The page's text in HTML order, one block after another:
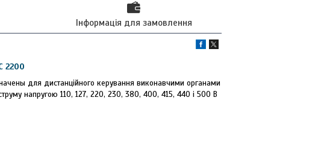
Інформація для замовлення
2200
для дистанційного керування виконавчими органами
напругою 110, 127, 220, 230, 380, 400, 415, 440 і 500 В